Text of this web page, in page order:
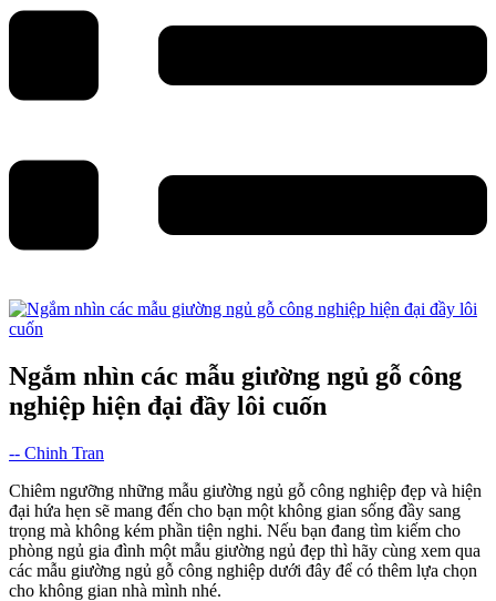
Ngắm nhìn các mẫu giường ngủ gỗ công
nghiệp hiện đại đầy lôi cuốn
-- Chinh Tran
Chiêm ngưỡng những mẫu giường ngủ gỗ công nghiệp đẹp và hiện
đại hứa hẹn sẽ mang đến cho bạn một không gian sống đầy sang
trọng mà không kém phần tiện nghi. Nếu bạn đang tìm kiếm cho
phòng ngủ gia đình một mẫu giường ngủ đẹp thì hãy cùng xem qua
các mẫu giường ngủ gỗ công nghiệp dưới đây để có thêm lựa chọn
cho không gian nhà mình nhé.